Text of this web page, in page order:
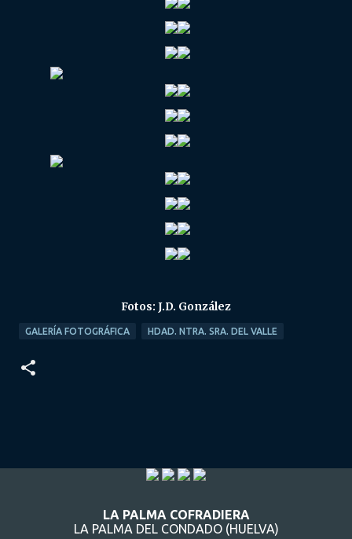
Fotos: J.D. González
GALERÍA FOTOGRÁFICA HDAD. NTRA. SRA. DEL VALLE
LA PALMA COFRADIERA
LA PALMA DEL CONDADO (HUELVA)